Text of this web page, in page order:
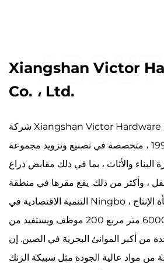
Xiangshan Victor
Co. ، Ltd.
شركة Xiangshan Victor Hardware Co. ، Ltd التي
تأسست في عام 1996 ، متخصصة في تصنيع وتزويد مجموعة
البناء والأثاث ، بما في ذلك مقابض ذراع
، وأكثر من ذلك. يقع مقرها في منطقة
التنمية الاقتصادية في Ningbo ، حيث توظف منشأة الإنتاج
التي تبلغ مساحتها 6000 متر مربع 200 موظف ويستفيد من
من أكبر الموانئ البحرية في الصين. إن
من مواد عالية الجودة مثل سبيكة الزنك